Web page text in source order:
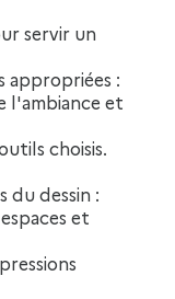
servir un
appropriées :
l'ambiance et
choisis.
du dessin :
et